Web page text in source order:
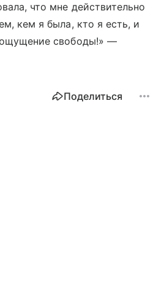
что мне действительно
кем я была, кто я есть, и
свободы!» —
Поделиться